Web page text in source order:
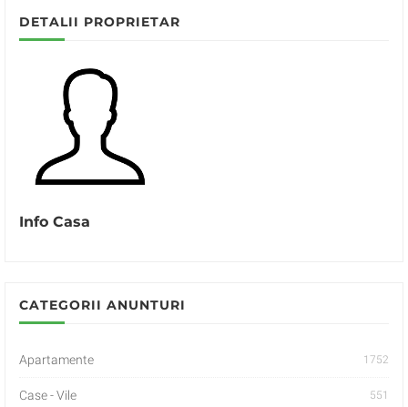
DETALII PROPRIETAR
Info Casa
CATEGORII ANUNTURI
Apartamente 1752
Case - Vile 551